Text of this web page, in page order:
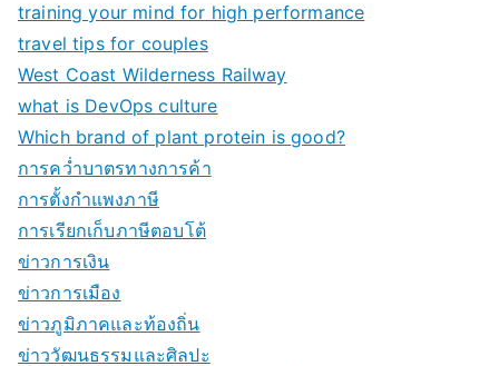
training your mind for high performance
travel tips for couples
West Coast Wilderness Railway
what is DevOps culture
Which brand of plant protein is good?
การคว่ำบาตรทางการค้า
การตั้งกำแพงภาษี
การเรียกเก็บภาษีตอบโต้
ข่าวการเงิน
ข่าวการเมือง
ข่าวภูมิภาคและท้องถิ่น
ข่าววัฒนธรรมและศิลปะ